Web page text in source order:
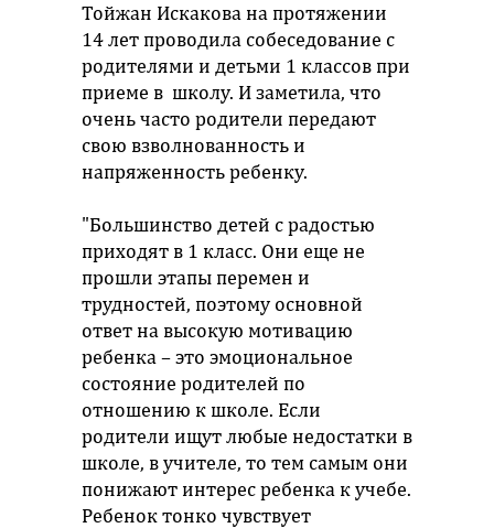
Тойжан Искакова на протяжении
14 лет проводила собеседование с
родителями и детьми 1 классов при
приеме в школу. И заметила, что
очень часто родители передают
свою взволнованность и
напряженность ребенку.
"Большинство детей с радостью
приходят в 1 класс. Они еще не
прошли этапы перемен и
трудностей, поэтому основной
ответ на высокую мотивацию
ребенка – это эмоциональное
состояние родителей по
отношению к школе. Если
родители ищут любые недостатки в
школе, в учителе, то тем самым они
понижают интерес ребенка к учебе.
Ребенок тонко чувствует